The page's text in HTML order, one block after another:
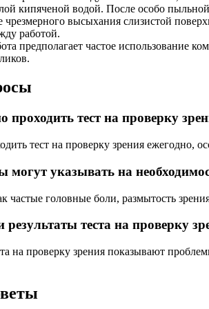
кипяченой водой. После особо
чрезмерного высыхания слизистой
работой.
предполагает частое использование
проходить тест на проверку
тест на проверку зрения ежегодно,
указывать на
головные боли, размытость
результаты теста на проверку
на проверку зрения показывают